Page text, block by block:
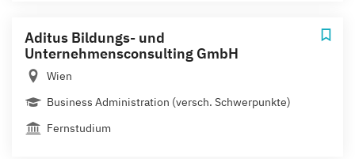
Aditus Bildungs- und
Unternehmensconsulting GmbH
Wien
Business Administration (versch. Schwerpunkte)
Fernstudium